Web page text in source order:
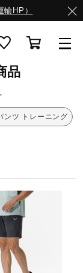
HP）
品
ンツ トレーニング